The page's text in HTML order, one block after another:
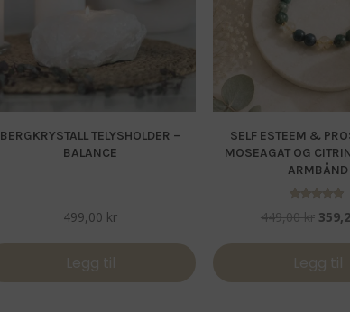
BERGKRYSTALL TELYSHOLDER –
BALANCE
499,00 kr
Legg til
SELF ESTEEM &
MOSEAGAT OG
ARMBÅND
5.00
449,00kr
Legg til